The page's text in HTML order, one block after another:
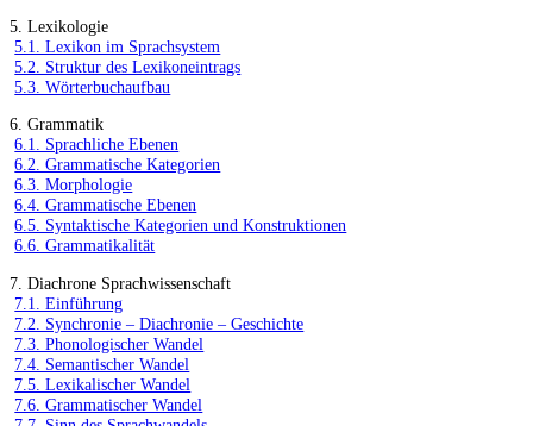
5. Lexikologie
5.1. Lexikon im Sprachsystem
5.2. Struktur des Lexikoneintrags
5.3. Wörterbuchaufbau
6. Grammatik
6.1. Sprachliche Ebenen
6.2. Grammatische Kategorien
6.3. Morphologie
6.4. Grammatische Ebenen
6.5. Syntaktische Kategorien und Konstruktionen
6.6. Grammatikalität
7. Diachrone Sprachwissenschaft
7.1. Einführung
7.2. Synchronie – Diachronie – Geschichte
7.3. Phonologischer Wandel
7.4. Semantischer Wandel
7.5. Lexikalischer Wandel
7.6. Grammatischer Wandel